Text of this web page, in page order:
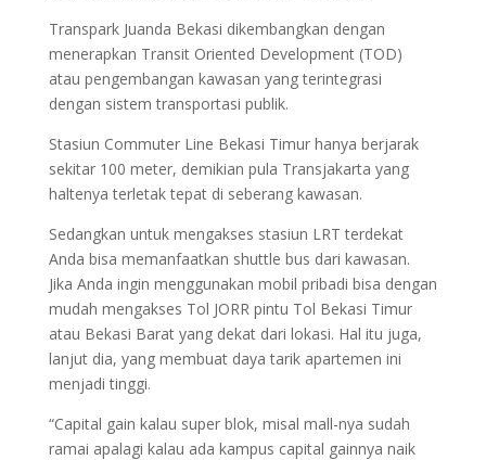
Transpark Juanda Bekasi dikembangkan dengan
menerapkan Transit Oriented Development (TOD)
atau pengembangan kawasan yang terintegrasi
dengan sistem transportasi publik.
Stasiun Commuter Line Bekasi Timur hanya berjarak
sekitar 100 meter, demikian pula Transjakarta yang
haltenya terletak tepat di seberang kawasan.
Sedangkan untuk mengakses stasiun LRT terdekat
Anda bisa memanfaatkan shuttle bus dari kawasan.
Jika Anda ingin menggunakan mobil pribadi bisa dengan
mudah mengakses Tol JORR pintu Tol Bekasi Timur
atau Bekasi Barat yang dekat dari lokasi. Hal itu juga,
lanjut dia, yang membuat daya tarik apartemen ini
menjadi tinggi.
“Capital gain kalau super blok, misal mall-nya sudah
ramai apalagi kalau ada kampus capital gainnya naik